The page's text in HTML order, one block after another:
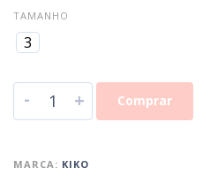
TAMANHO
3
- + Comprar
MARCA: KIKO